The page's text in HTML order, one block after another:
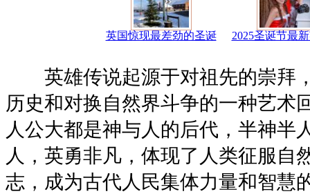
英国惊现最差劲的圣诞 2025圣诞节最
英雄传说起源于对祖先的崇拜
历史和对换自然界斗争的一种艺术
人公大都是神与人的后代，半神半
人，英勇非凡，体现了人类征服自
志，成为古代人民集体力量和智慧